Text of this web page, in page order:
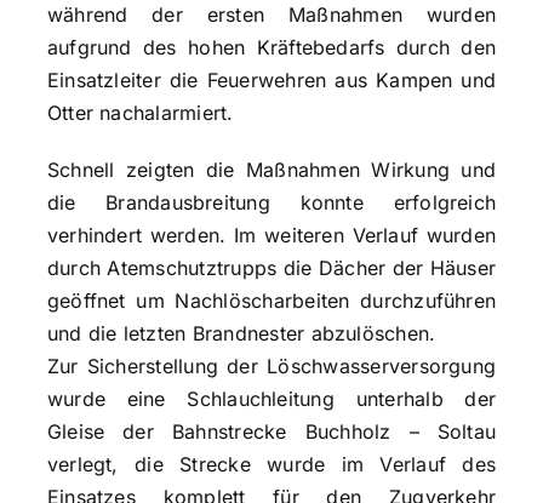
während der ersten Maßnahmen wurden
aufgrund des hohen Kräftebedarfs durch den
Einsatzleiter die Feuerwehren aus Kampen und
Otter nachalarmiert.
Schnell zeigten die Maßnahmen Wirkung und
die Brandausbreitung konnte erfolgreich
verhindert werden. Im weiteren Verlauf wurden
durch Atemschutztrupps die Dächer der Häuser
geöffnet um Nachlöscharbeiten durchzuführen
und die letzten Brandnester abzulöschen.
Zur Sicherstellung der Löschwasserversorgung
wurde eine Schlauchleitung unterhalb der
Gleise der Bahnstrecke Buchholz – Soltau
verlegt, die Strecke wurde im Verlauf des
Einsatzes komplett für den Zugverkehr